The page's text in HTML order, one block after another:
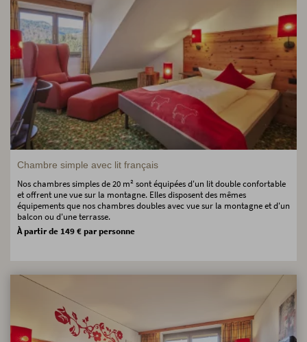
Chambre simple avec lit français
Nos chambres simples de 20 m² sont équipées d'un lit double confortable
et offrent une vue sur la montagne. Elles disposent des mêmes
équipements que nos chambres doubles avec vue sur la montagne et d'un
balcon ou d'une terrasse.
À partir de 149 € par personne